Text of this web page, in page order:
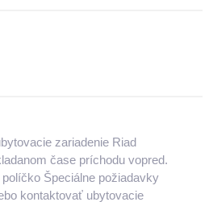
zariadenie Riad
čase príchodu vopred.
Špeciálne požiadavky
kontaktovať ubytovacie